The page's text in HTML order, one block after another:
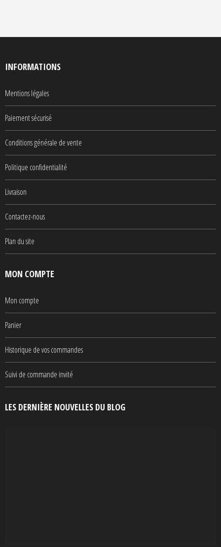
INFORMATIONS
Mentions légales
Paiement sécurisé
Conditions générale de vente
Politique confidentialité
Livraison
Contactez-nous
Plan du site
MON COMPTE
Mon compte
Panier
Historique de vos commandes
Suivi de commande invité
LES DERNIÈRE NOUVELLES DU BLOG